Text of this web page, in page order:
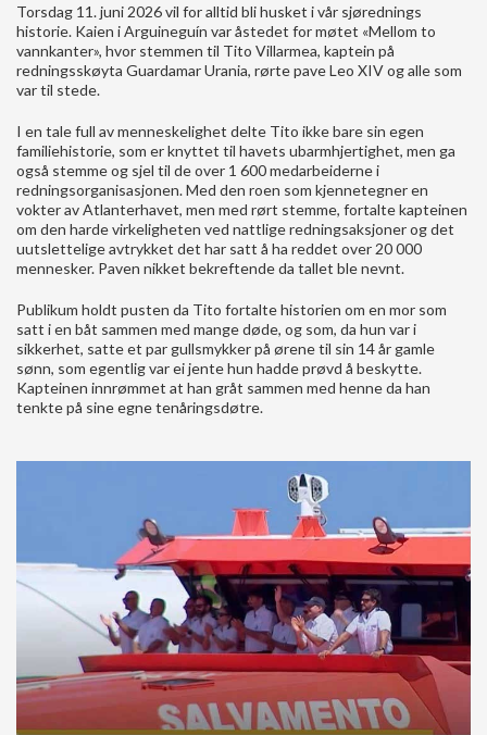
Torsdag 11. juni 2026 vil for alltid bli husket i vår sjørednings
historie. Kaien i Arguineguín var åstedet for møtet «Mellom to
vannkanter», hvor stemmen til Tito Villarmea, kaptein på
redningsskøyta Guardamar Urania, rørte pave Leo XIV og alle som
var til stede.
I en tale full av menneskelighet delte Tito ikke bare sin egen
familiehistorie, som er knyttet til havets ubarmhjertighet, men ga
også stemme og sjel til de over 1 600 medarbeiderne i
redningsorganisasjonen. Med den roen som kjennetegner en
vokter av Atlanterhavet, men med rørt stemme, fortalte kapteinen
om den harde virkeligheten ved nattlige redningsaksjoner og det
uutslettelige avtrykket det har satt å ha reddet over 20 000
mennesker. Paven nikket bekreftende da tallet ble nevnt.
Publikum holdt pusten da Tito fortalte historien om en mor som
satt i en båt sammen med mange døde, og som, da hun var i
sikkerhet, satte et par gullsmykker på ørene til sin 14 år gamle
sønn, som egentlig var ei jente hun hadde prøvd å beskytte.
Kapteinen innrømmet at han gråt sammen med henne da han
tenkte på sine egne tenåringsdøtre.